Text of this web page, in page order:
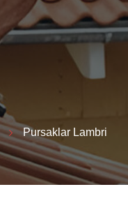
Pursaklar Lambri